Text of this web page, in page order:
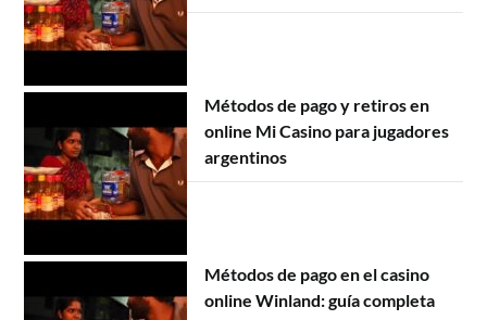
Métodos de pago y retiros en
online Mi Casino para jugadores
argentinos
Métodos de pago en el casino
online Winland: guía completa